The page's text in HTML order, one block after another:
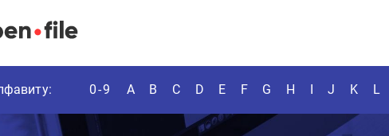
0-9 A B C D E F G H I J K L